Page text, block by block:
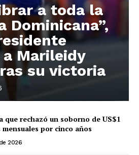
a toda la
Dominicana”,
Marileidy
su victoria
rechazó un soborno de US$1
por cinco años
2026